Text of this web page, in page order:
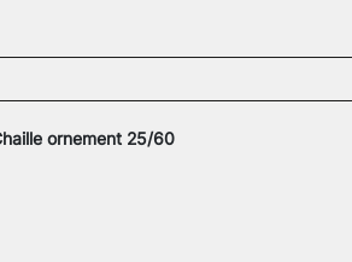
ornement 25/60